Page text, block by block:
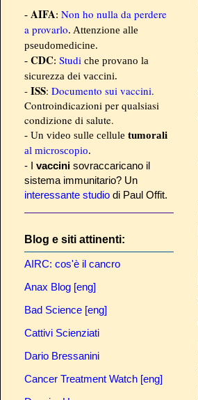
- AIFA: Non ho nulla da perdere
a provarlo. Attenzione alle
pseudomedicine.
- CDC: Studi che provano la
sicurezza dei vaccini.
- ISS: Documento sui vaccini.
Controindicazioni per qualsiasi
condizione di salute.
- Un video sulle cellule tumorali
al microscopio.
- I vaccini sovraccaricano il
sistema immunitario? Un
interessante studio di Paul Offit.
Blog e siti attinenti:
AIRC: cos'è il cancro
Anax Blog [eng]
Bad Science [eng]
Cattivi Scienziati
Dario Bressanini
Cancer Treatment Watch [eng]